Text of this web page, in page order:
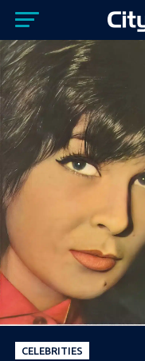
CELEBRITIES